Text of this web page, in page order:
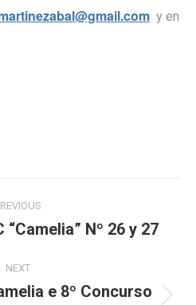
y en
Previous
“Camelia” Nº 26 y 27
NEXT
e 8º Concurso